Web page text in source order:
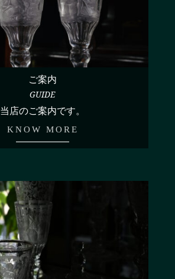
ご案内
GUIDE
当店のご案内です。
KNOW MORE